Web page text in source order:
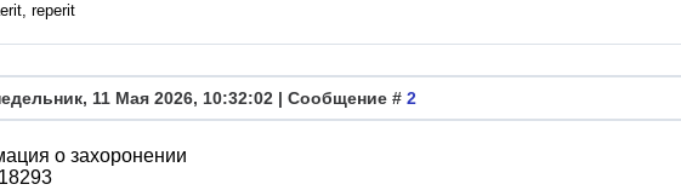
reperit
11 Мая 2026, 10:32:02 | Сообщение # 2
о захоронении